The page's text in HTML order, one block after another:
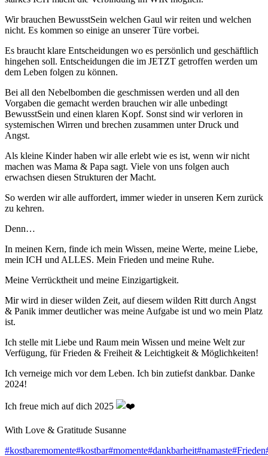
Wir brauchen BewusstSein welchen Gaul wir reiten und welchen
nicht. Es kommen so einige an unserer Türe vorbei.
Es braucht klare Entscheidungen wo es persönlich und geschäftlich
hingehen soll. Entscheidungen die im JETZT getroffen werden um
dem Leben folgen zu können.
Bei all den Nebelbomben die geschmissen werden und all den
Vorgaben die gemacht werden brauchen wir alle unbedingt
BewusstSein und einen klaren Kopf. Sonst sind wir verloren in
systemischen Wirren und brechen zusammen unter Druck und
Angst.
Als kleine Kinder haben wir alle erlebt wie es ist, wenn wir nicht
machen was Mama & Papa sagt. Viele von uns folgen auch
erwachsen diesen Strukturen der Macht.
So werden wir alle auffordert, immer wieder in unseren Kern zurück
zu kehren.
Denn…
In meinen Kern, finde ich mein Wissen, meine Werte, meine Liebe,
mein ICH und ALLES. Mein Frieden und meine Ruhe.
Meine Verrücktheit und meine Einzigartigkeit.
Mir wird in dieser wilden Zeit, auf diesem wilden Ritt durch Angst
& Panik immer deutlicher was meine Aufgabe ist und wo mein Platz
ist.
Ich stelle mit Liebe und Raum mein Wissen und meine Welt zur
Verfügung, für Frieden & Freiheit & Leichtigkeit & Möglichkeiten!
Ich verneige mich vor dem Leben. Ich bin zutiefst dankbar. Danke
2024!
Ich freue mich auf dich 2025
With Love & Gratitude Susanne
#kostbaremomente#kostbar#momente#dankbarheit#namaste#Frieden